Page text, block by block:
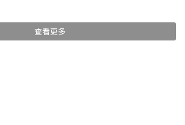
查看更多